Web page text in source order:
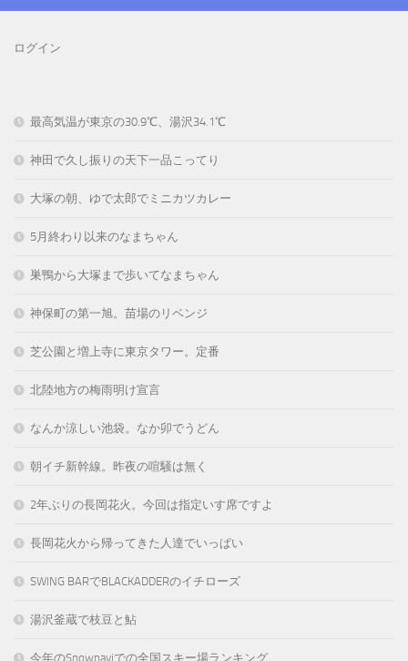
ログイン
最高気温が東京の30.9℃、湯沢34.1℃
神田で久し振りの天下一品こってり
大塚の朝、ゆで太郎でミニカツカレー
5月終わり以来のなまちゃん
巣鴨から大塚まで歩いてなまちゃん
神保町の第一旭。苗場のリベンジ
芝公園と増上寺に東京タワー。定番
北陸地方の梅雨明け宣言
なんか涼しい池袋。なか卯でうどん
朝イチ新幹線。昨夜の喧騒は無く
2年ぶりの長岡花火。今回は指定いす席ですよ
長岡花火から帰ってきた人達でいっぱい
SWING BARでBLACKADDERのイチローズ
湯沢釜蔵で枝豆と鮎
今年のSnownaviでの全国スキー場ランキング